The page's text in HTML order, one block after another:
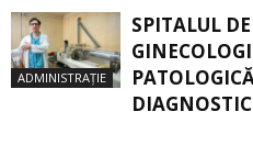
ADMINISTRAȚIE
SPITALUL